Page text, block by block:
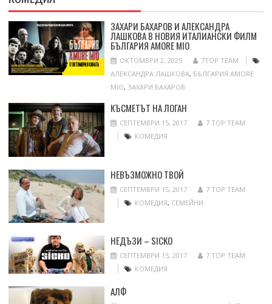
ЗАХАРИ БАХАРОВ И АЛЕКСАНДРА
ЛАШКОВА В НОВИЯ ИТАЛИАНСКИ ФИЛМ
БЪЛГАРИЯ AMORE MIO
ОКТОМВРИ 2, 2025
7TOP TEAM
АЛЕКСАНДРА ЛАШКОВА, БЪЛГАРИЯ AMORE
MIO, ЗАХАРИ БАХАРОВ
КЪСМЕТЪТ НА ЛОГАН
СЕПТЕМВРИ 15, 2017
7 TOP TEAM
КОМЕДИЯ
НЕВЪЗМОЖНО ТВОЙ
СЕПТЕМВРИ 15, 2017
7 TOP TEAM
КОМЕДИЯ, СЕМЕЙНИ
НЕДЪЗИ – SICKO
СЕПТЕМВРИ 15, 2017
7 TOP TEAM
КОМЕДИЯ
АЛФ